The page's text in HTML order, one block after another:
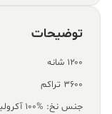
توضیحات
۱۲۰۰ شانه
۳۶۰۰ تراکم
جنس نخ: %100 آکرولیک